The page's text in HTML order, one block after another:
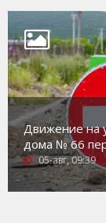
Движение на
дома № 66
05-авг, 09:39